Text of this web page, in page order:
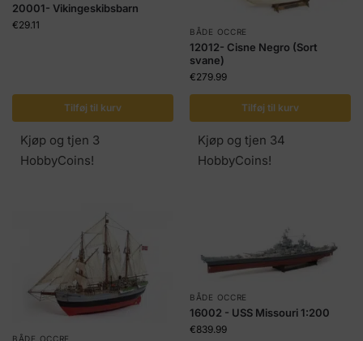
20001- Vikingeskibsbarn
€29.11
Tilføj til kurv
Kjøp og tjen 3
HobbyCoins!
BÅDE OCCRE
12012- Cisne Negro (Sort
svane)
€279.99
Tilføj til kurv
Kjøp og tjen 34
HobbyCoins!
BÅDE OCCRE
BÅDE OCCRE
16002 - USS Missouri 1:200
€839.99